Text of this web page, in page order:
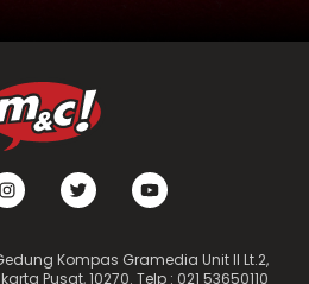
Kompas Gramedia Unit II Lt.2,
Pusat, 10270. Telp : 021 53650110